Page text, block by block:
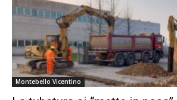
Montebello Vicentino